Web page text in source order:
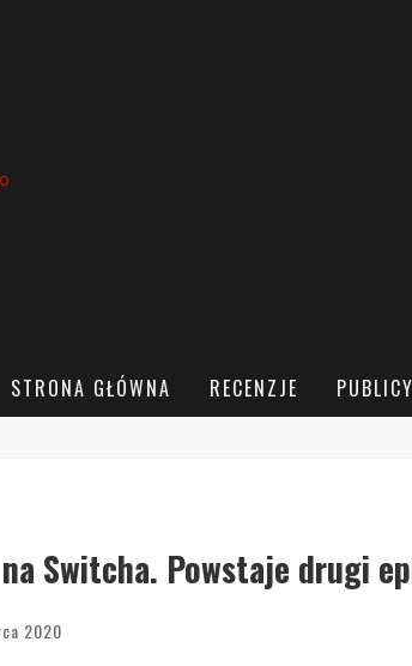
STRONA GŁÓWNA RECENZJE
Switcha. Powstaje drugi
2020